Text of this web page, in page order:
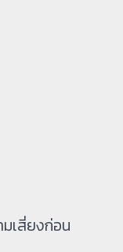
เสี่ยงก่อน